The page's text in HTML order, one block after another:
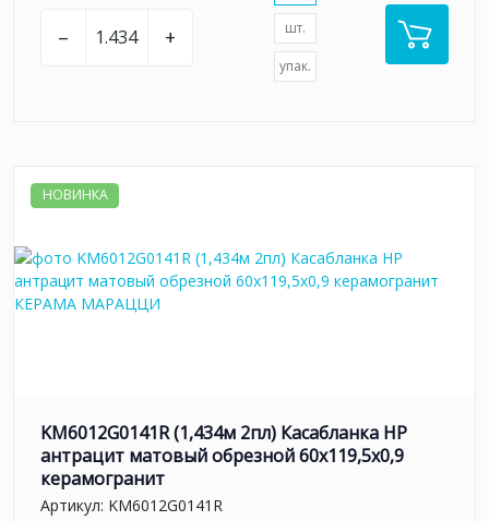
– + шт.
упак.
НОВИНКА
KM6012G0141R (1,434м 2пл) Касабланка HP
антрацит матовый обрезной 60x119,5x0,9
керамогранит
Артикул: KM6012G0141R